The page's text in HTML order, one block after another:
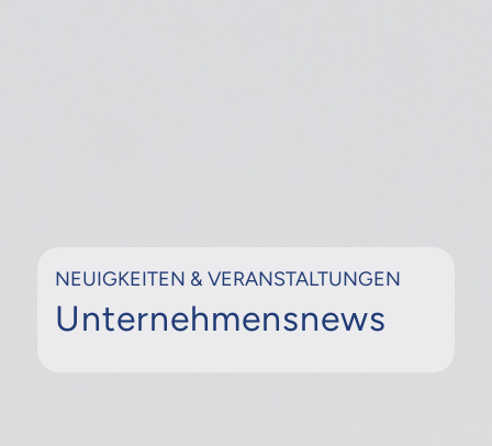
NEUIGKEITEN & VERANSTALTUNGEN
Unternehmensnews